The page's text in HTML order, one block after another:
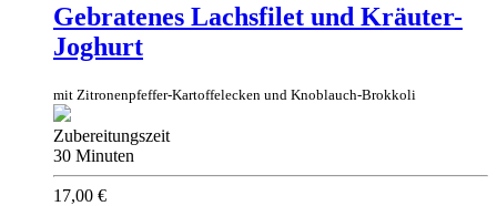
Gebratenes Lachsfilet und Kräuter-
Joghurt
mit Zitronenpfeffer-Kartoffelecken und Knoblauch-Brokkoli
Zubereitungszeit
30 Minuten
17,00 €